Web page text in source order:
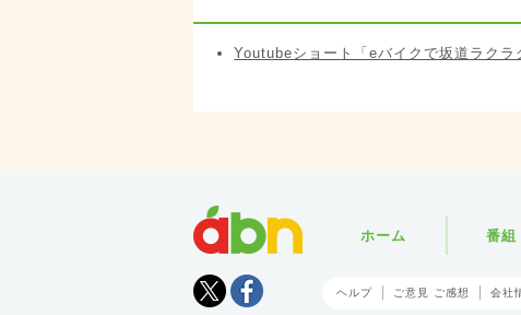
Youtubeショート「eバイクで坂道ラクラ
Tweet
ホーム 番組
ヘルプ ご意見 ご感想 会社